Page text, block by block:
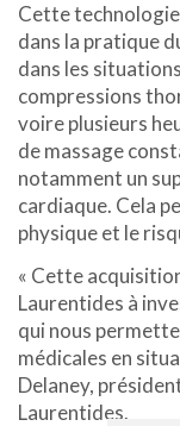
Cette
dans la pratique
dans les
compressions
voire plusieurs
de massage
notamment un
cardiaque. Cela
physique et le
« Cette
Laurentides à
qui nous
médicales en
Delaney,
Laurentides.